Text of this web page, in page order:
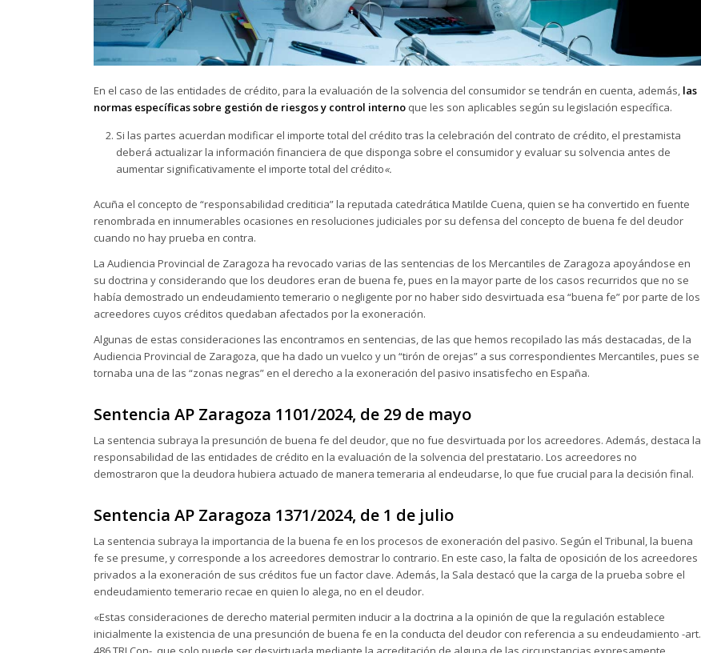
En el caso de las entidades de crédito, para la evaluación de la solvencia del consumidor se tendrán en cuenta, además, las
normas específicas sobre gestión de riesgos y control interno que les son aplicables según su legislación específica.
Si las partes acuerdan modificar el importe total del crédito tras la celebración del contrato de crédito, el prestamista
deberá actualizar la información financiera de que disponga sobre el consumidor y evaluar su solvencia antes de
aumentar significativamente el importe total del crédito«.
Acuña el concepto de “responsabilidad crediticia” la reputada catedrática Matilde Cuena, quien se ha convertido en fuente
renombrada en innumerables ocasiones en resoluciones judiciales por su defensa del concepto de buena fe del deudor
cuando no hay prueba en contra.
La Audiencia Provincial de Zaragoza ha revocado varias de las sentencias de los Mercantiles de Zaragoza apoyándose en
su doctrina y considerando que los deudores eran de buena fe, pues en la mayor parte de los casos recurridos que no se
había demostrado un endeudamiento temerario o negligente por no haber sido desvirtuada esa “buena fe” por parte de los
acreedores cuyos créditos quedaban afectados por la exoneración.
Algunas de estas consideraciones las encontramos en sentencias, de las que hemos recopilado las más destacadas, de la
Audiencia Provincial de Zaragoza, que ha dado un vuelco y un “tirón de orejas” a sus correspondientes Mercantiles, pues se
tornaba una de las “zonas negras” en el derecho a la exoneración del pasivo insatisfecho en España.
Sentencia AP Zaragoza 1101/2024, de 29 de mayo
La sentencia subraya la presunción de buena fe del deudor, que no fue desvirtuada por los acreedores. Además, destaca la
responsabilidad de las entidades de crédito en la evaluación de la solvencia del prestatario. Los acreedores no
demostraron que la deudora hubiera actuado de manera temeraria al endeudarse, lo que fue crucial para la decisión final.
Sentencia AP Zaragoza 1371/2024, de 1 de julio
La sentencia subraya la importancia de la buena fe en los procesos de exoneración del pasivo. Según el Tribunal, la buena
fe se presume, y corresponde a los acreedores demostrar lo contrario. En este caso, la falta de oposición de los acreedores
privados a la exoneración de sus créditos fue un factor clave. Además, la Sala destacó que la carga de la prueba sobre el
endeudamiento temerario recae en quien lo alega, no en el deudor.
«Estas consideraciones de derecho material permiten inducir a la doctrina a la opinión de que la regulación establece
inicialmente la existencia de una presunción de buena fe en la conducta del deudor con referencia a su endeudamiento -art.